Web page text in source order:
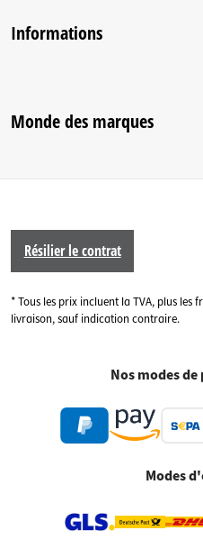
Informations
Monde des marques
Résilier le contrat
* Tous les prix incluent la TVA, plus les
livraison, sauf indication contraire.
Nos modes
Modes